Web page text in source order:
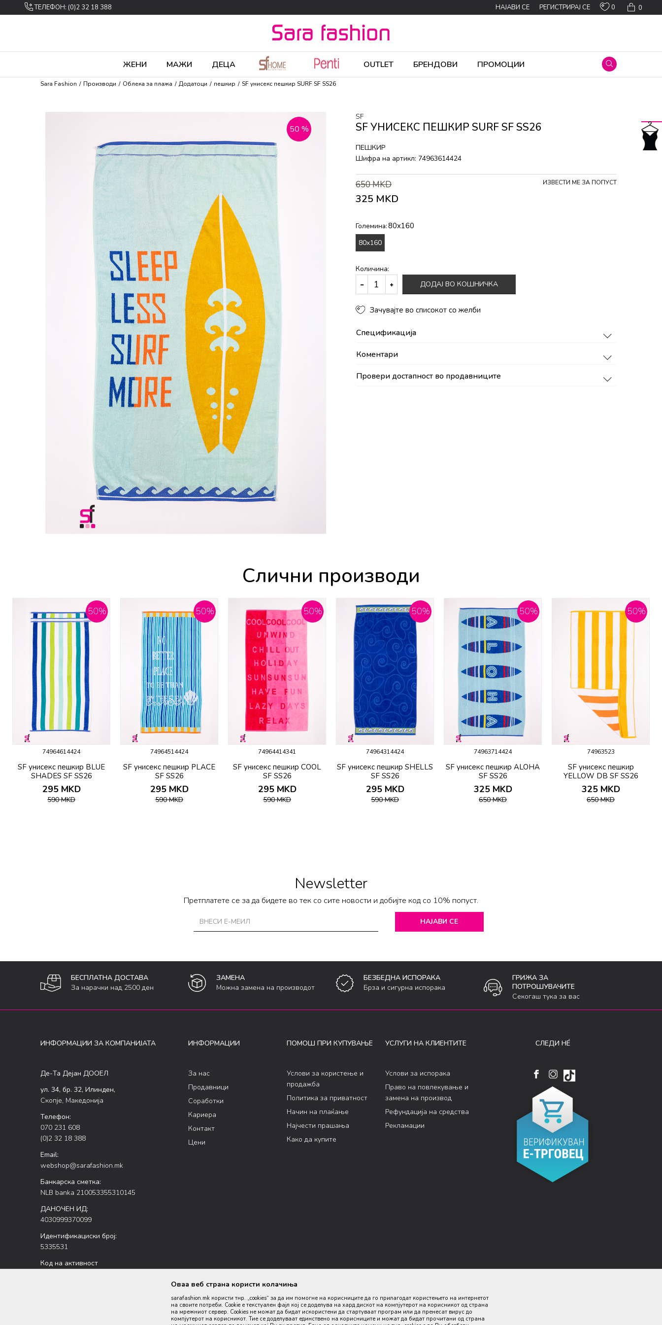
ТЕЛЕФОН: (0)2 32 18 388 0
0
НАЈАВИ СЕ РЕГИСТРИРАЈ СЕ
ЖЕНИ МАЖИ ДЕЦА OUTLET БРЕНДОВИ ПРОМОЦИИ
Sara Fashion Производи Облека за плажа Додатоци пешкир SF унисекс пешкир SURF SF SS26
50 %
SF
SF УНИСЕКС ПЕШКИР SURF SF SS26
ПЕШКИР
Шифра на артикл: 74963614424
650MKD
325 MKD
ИЗВЕСТИ МЕ ЗА ПОПУСТ
Големина:80x160
80x160
Количина:
ДОДАЈ ВО КОШНИЧКА
Зачувајте во списокот со желби
Спецификација
Коментари
Провери достапност во продавниците
Слични производи
50%
74964614424
SF унисекс пешкир BLUE
SHADES SF SS26
295 MKD
590MKD
50%
74964514424
SF унисекс пешкир PLACE
SF SS26
295 MKD
590MKD
50%
74964414341
SF унисекс пешкир COOL
SF SS26
295 MKD
590MKD
50%
74964314424
SF унисекс пешкир SHELLS
SF SS26
295 MKD
590MKD
50%
74963714424
SF унисекс пешкир ALOHA
SF SS26
325 MKD
650MKD
50%
74963523
SF унисекс пешкир
YELLOW DB SF SS26
325 MKD
650MKD
Newsletter
Претплатете се за да бидете во тек со сите новости и добијте код со 10% попуст.
НАЈАВИ СЕ
БЕСПЛАТНА ДОСТАВА
За нарачки над 2500 ден
ЗАМЕНА
Можна замена на производот
БЕЗБЕДНА ИСПОРАКА
Брза и сигурна испорака
ГРИЖА ЗА
ПОТРОШУВАЧИТЕ
Секогаш тука за вас
ИНФОРМАЦИИ ЗА КОМПАНИЈАТА
Де-Та Дејан ДООЕЛ
ул. 34, бр. 32, Илинден,
Скопје, Македонија
Телефон:
070 231 608
(0)2 32 18 388
Email:
webshop@sarafashion.mk
Банкарска сметка:
NLB banka 210053355310145
ДАНОЧЕН ИД:
4030999370099
Идентификациски број:
5335531
Код на активност
ИНФОРМАЦИИ
За нас
Продавници
Соработки
Кариера
Контакт
Цени
ПОМОШ ПРИ КУПУВАЊЕ
Услови за користење и
продажба
Политика за приватност
Начин на плаќање
Најчести прашања
Како да купите
УСЛУГИ НА КЛИЕНТИТЕ
Услови за испорака
Право на повлекување и
замена на производ
Рефундација на средства
Рекламации
СЛЕДИ НÉ
Оваа веб страна користи колачиња
sarafashion.mk користи тнр. „cookies“ за да им помогне на корисниците да го прилагодат користењето на интернетот
на своите потреби. Cookie е текстуален фајл кој се доделува на хард дискот на компјутерот на корисникот од страна
на мрежниот сервер. Cookies не можат да бидат искористени да стартуваат програм или да пренесат вирус до
компјутерот на корисникот. Тие се доделуваат единствено на корисниците и можат да бидат прочитани од страна